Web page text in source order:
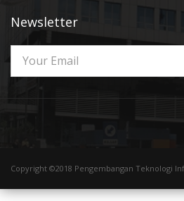
Newsletter
Copyright ©2018 Pengembangan Teknologi